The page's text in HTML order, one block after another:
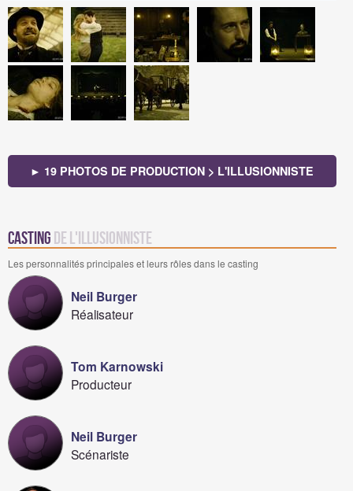
► 19 PHOTOS DE PRODUCTION > L'ILLUSIONNISTE
Casting de L'Illusionniste
Les personnalités principales et leurs rôles dans le casting
Neil Burger
Réalisateur
Tom Karnowski
Producteur
Neil Burger
Scénariste